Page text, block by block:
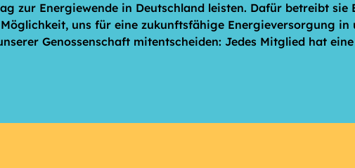
zur Energiewende in Deutschland leisten. Dafür betreibt
uns für eine zukunftsfähige Energieversorgung in
Genossenschaft mitentscheiden: Jedes Mitglied hat